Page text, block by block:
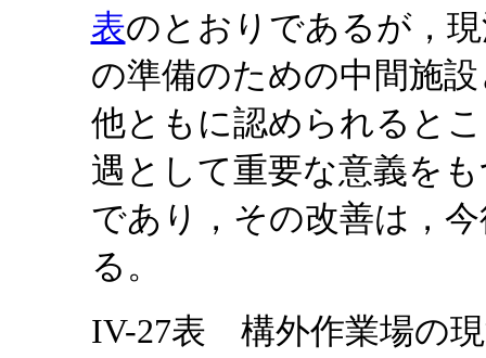
表のとおりであるが，
の準備のための中間施
他ともに認められると
遇として重要な意義を
であり，その改善は，
る。
IV-27表 構外作業場の